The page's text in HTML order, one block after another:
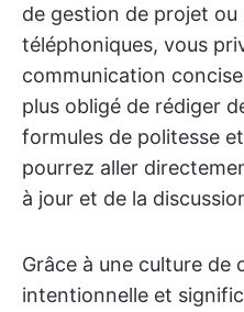
de gestion de projet ou
téléphoniques, vous
communication
plus obligé de rédiger
formules de politesse
pourrez aller
à jour et de la
Grâce à une culture de
intentionnelle et